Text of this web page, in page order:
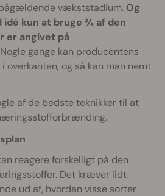
vækststadium. Og
idé kun at bruge ¾ af den
er angivet på
Nogle gange kan producentens
og så kan man nemt
af de bedste teknikker til at
reagere forskelligt på den
Det kræver lidt
ud af, hvordan visse sorter